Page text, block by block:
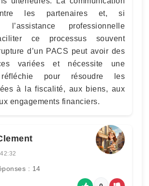
les partenaires et, si
l’assistance professionnelle
ce processus souvent
d’un PACS peut avoir des
variées et nécessite une
réfléchie pour résoudre les
à la fiscalité, aux biens, aux
engagements financiers.
: 14